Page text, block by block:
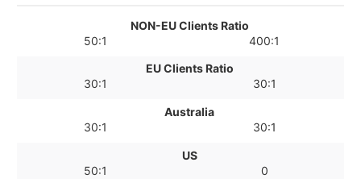
NON-EU Clients Ratio
50:1
400:1
EU Clients Ratio
30:1
30:1
Australia
30:1
30:1
US
50:1
0